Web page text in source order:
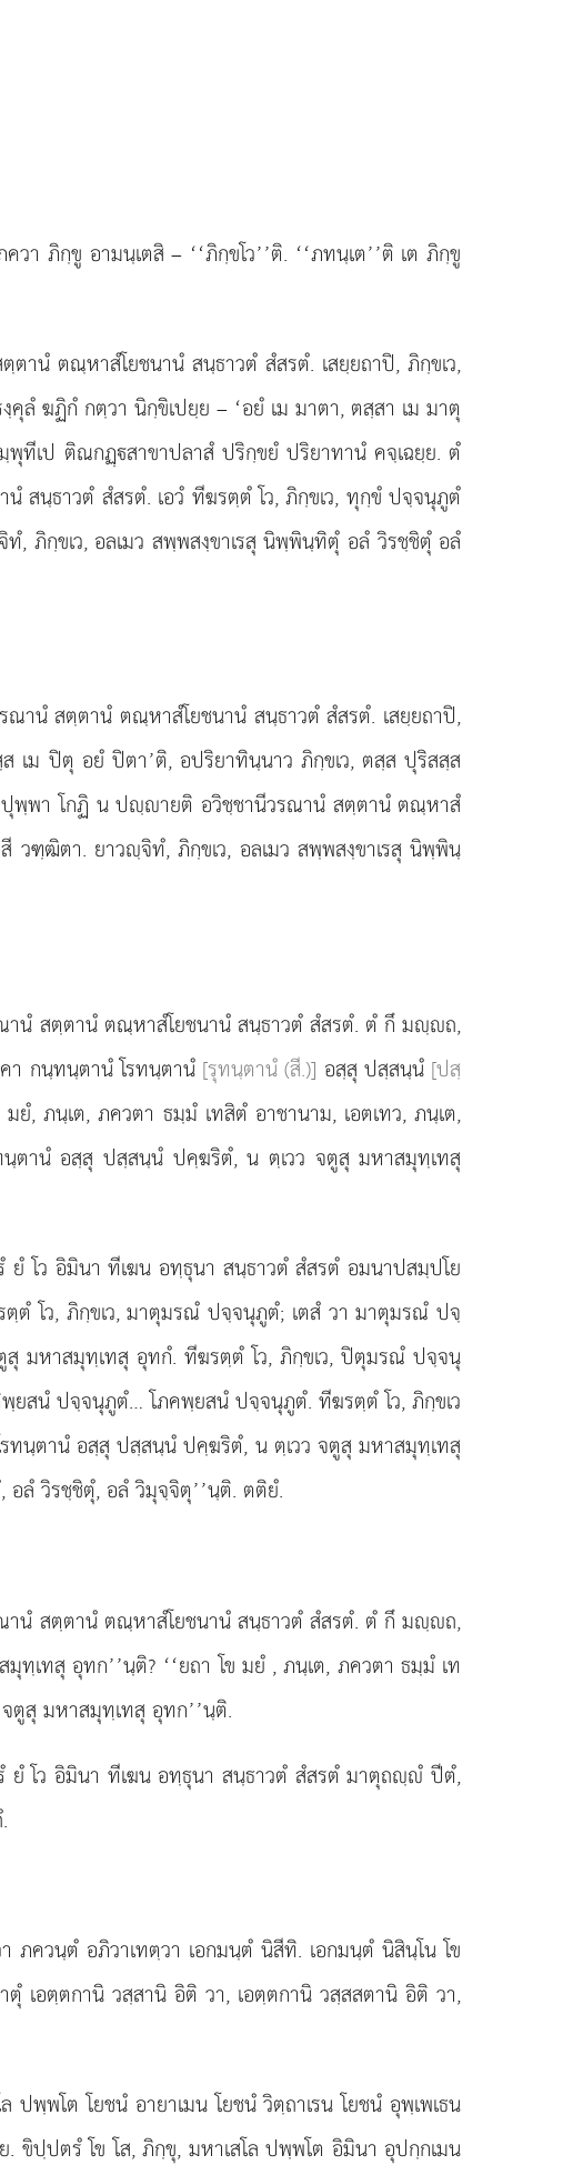
ภิกฺขู อามนฺเตสิ – ‘‘ภิกฺขโว’’ติ. ‘‘ภทนฺเต’’ติ เต ภิกฺขู
านํ ตณฺหาสํโยชนานํ สนฺธาวตํ สํสรตํ. เสยฺยถาปิ, ภิกฺขเว,
คุลํ ฆฏิกํ กตฺวา นิกฺขิเปยฺย – ‘อยํ เม มาตา, ตสฺสา เม มาตุ
ทีเป ติณกฏฺสาขาปลาสํ ปริกฺขยํ ปริยาทานํ คจฺเฉยฺย. ตํ
สนฺธาวตํ สํสรตํ. เอวํ ทีฆรตฺตํ โว, ภิกฺขเว, ทุกฺขํ ปจฺจนุภูตํ
, ภิกฺขเว, อลเมว สพฺพสงฺขาเรสุ นิพฺพินฺทิตุํ อลํ วิรชฺชิตุํ อลํ
ณานํ สตฺตานํ ตณฺหาสํโยชนานํ สนฺธาวตํ สํสรตํ. เสยฺยถาปิ,
เม ปิตุ อยํ ปิตา’ติ, อปริยาทินฺนาว ภิกฺขเว, ตสฺส ปุริสสฺส
ปุพฺพา โกฏิ น ปฺายติ อวิชฺชานีวรณานํ สตฺตานํ ตณฺหาสํ
ฑฺฒิตา. ยาวฺจิทํ, ภิกฺขเว, อลเมว สพฺพสงฺขาเรสุ นิพฺพินฺ
านํ สตฺตานํ ตณฺหาสํโยชนานํ สนฺธาวตํ สํสรตํ. ตํ กึ มฺถ,
า กนฺทนฺตานํ โรทนฺตานํ [รุทนฺตานํ (สี.)] อสฺสุ ปสฺสนฺนํ [ปสฺ
, ภนฺเต, ภควตา ธมฺมํ เทสิตํ อาชานาม, เอตเทว, ภนฺเต,
ตานํ อสฺสุ ปสฺสนฺนํ ปคฺฆริตํ, น ตฺเวว จตูสุ มหาสมุทฺเทสุ
ยํ โว อิมินา ทีเฆน อทฺธุนา สนฺธาวตํ สํสรตํ อมนาปสมฺปโย
โว, ภิกฺขเว, มาตุมรณํ ปจฺจนุภูตํ; เตสํ วา มาตุมรณํ ปจฺ
มหาสมุทฺเทสุ อุทกํ. ทีฆรตฺตํ โว, ภิกฺขเว, ปิตุมรณํ ปจฺจนุ
ปจฺจนุภูตํ… โภคพฺยสนํ ปจฺจนุภูตํ. ทีฆรตฺตํ โว, ภิกฺขเว
ทนฺตานํ อสฺสุ ปสฺสนฺนํ ปคฺฆริตํ, น ตฺเวว จตูสุ มหาสมุทฺเทสุ
ลํ วิรชฺชิตุํ, อลํ วิมุจฺจิตุ’’นฺติ. ตติยํ.
านํ สตฺตานํ ตณฺหาสํโยชนานํ สนฺธาวตํ สํสรตํ. ตํ กึ มฺถ,
เทสุ อุทก’’นฺติ? ‘‘ยถา โข มยํ , ภนฺเต, ภควตา ธมฺมํ เท
ตูสุ มหาสมุทฺเทสุ อุทก’’นฺติ.
รํ ยํ โว อิมินา ทีเฆน อทฺธุนา สนฺธาวตํ สํสรตํ มาตุถฺํ ปีตํ,
ควนฺตํ อภิวาเทตฺวา เอกมนฺตํ นิสีทิ. เอกมนฺตํ นิสินฺโน โข
ตุํ เอตฺตกานิ วสฺสานิ อิติ วา, เอตฺตกานิ วสฺสสตานิ อิติ วา,
ปพฺพโต โยชนํ อายาเมน โยชนํ วิตฺถาเรน โยชนํ อุพฺเพเธน
. ขิปฺปตรํ โข โส, ภิกฺขุ, มหาเสโล ปพฺพโต อิมินา อุปกฺกเมน